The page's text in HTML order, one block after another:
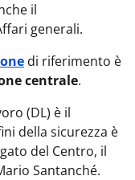
il
generali.
di riferimento è
centrale.
(DL) è il
della sicurezza è
del Centro, il
Santanché.